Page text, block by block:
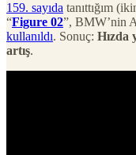
159. sayıda tanıttığım
“Figure 02”, BMW’nin
kullanıldı. Sonuç: Hızda
artış.